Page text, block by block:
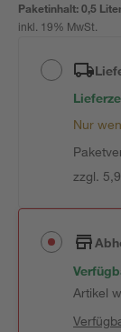
Paketinhalt:0,5
inkl. 19% MwSt.
Nur
zzgl.
Artikel